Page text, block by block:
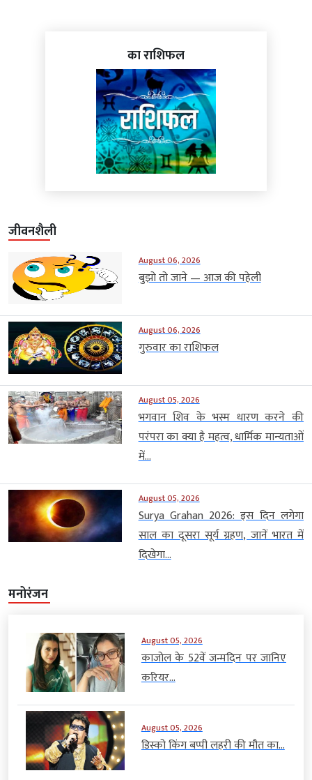
का राशिफल
जीवनशैली
August 06, 2026
बुझो तो जाने — आज की पहेली
August 06, 2026
गुरुवार का राशिफल
August 05, 2026
भगवान शिव के भस्म धारण करने की
परंपरा का क्या है महत्व, धार्मिक मान्यताओं
में...
August 05, 2026
Surya Grahan 2026: इस दिन लगेगा
साल का दूसरा सूर्य ग्रहण, जानें भारत में
दिखेगा...
मनोरंजन
August 05, 2026
काजोल के 52वें जन्मदिन पर जानिए
करियर...
August 05, 2026
डिस्को किंग बप्पी लहरी की मौत का...